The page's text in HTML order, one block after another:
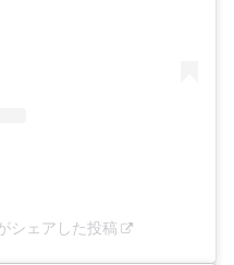
シェアした投稿